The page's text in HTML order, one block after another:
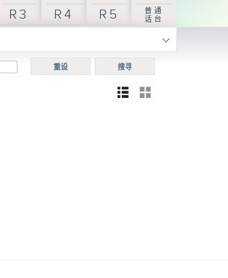
R3 R4 R5
普通
话台
搜寻
重设